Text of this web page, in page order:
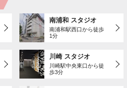
南浦和 スタジオ
南浦和駅西口から徒歩
1分
川崎 スタジオ
川崎駅中央東口から徒
歩3分